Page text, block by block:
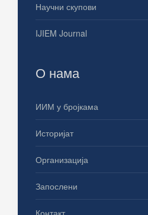
Научни скупови
IJIEM Journal
О нама
ИИМ у бројкама
Историјат
Организација
Запослени